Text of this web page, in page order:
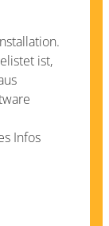
ist,
Infos